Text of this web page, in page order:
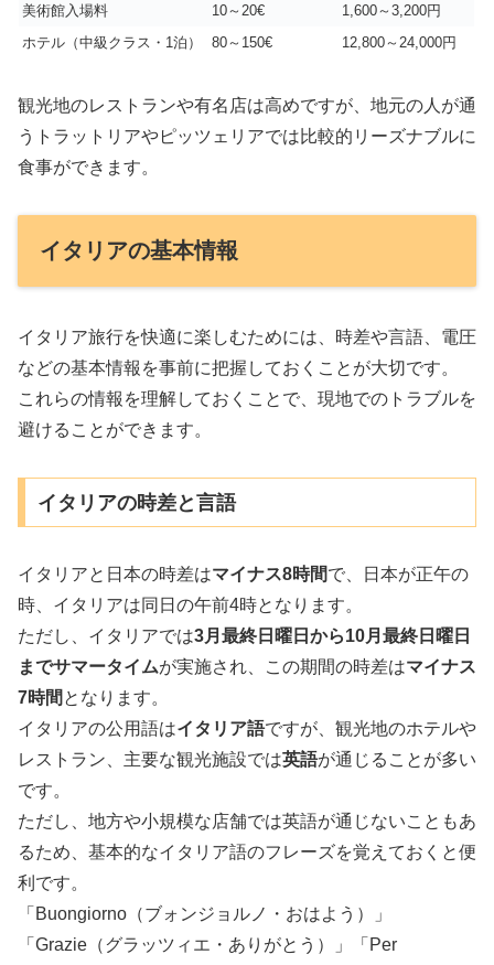
美術館入場料
10～20€
1,600～3,200円
ホテル（中級クラス・1泊）
80～150€ 12,800～24,000円
観光地のレストランや有名店は高めですが、地元の人が通
うトラットリアやピッツェリアでは比較的リーズナブルに
食事ができます。
イタリアの基本情報
イタリア旅行を快適に楽しむためには、時差や言語、電圧
などの基本情報を事前に把握しておくことが大切です。
これらの情報を理解しておくことで、現地でのトラブルを
避けることができます。
イタリアの時差と言語
イタリアと日本の時差はマイナス8時間で、日本が正午の
時、イタリアは同日の午前4時となります。
ただし、イタリアでは3月最終日曜日から10月最終日曜日
までサマータイムが実施され、この期間の時差はマイナス
7時間 となります。
イタリアの公用語はイタリア語ですが、観光地のホテルや
レストラン、主要な観光施設では英語が通じることが多い
です。
ただし、地方や小規模な店舗では英語が通じないこともあ
るため、基本的なイタリア語のフレーズを覚えておくと便
利です。
「Buongiorno（ブォンジョルノ・おはよう）」
「Grazie（グラッツィエ・ありがとう）」「Per